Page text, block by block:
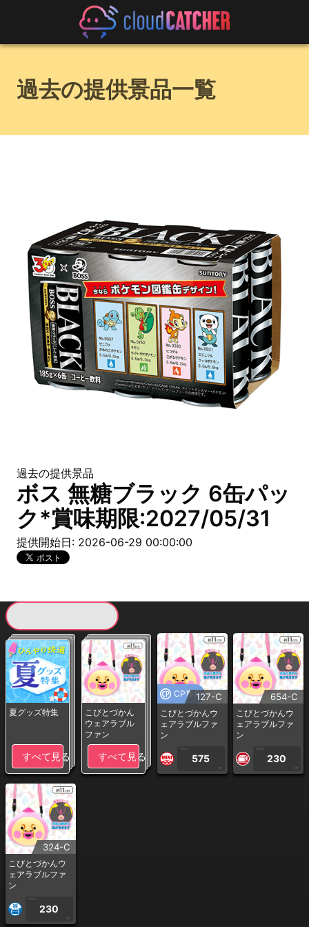
過去の提供景品一覧
過去の提供景品
ボス 無糖ブラック 6缶パッ
ク*賞味期限:2027/05/31
提供開始日: 2026-06-29 00:00:00
夏グッズ特集
すべて見る
こびとづかん
ウェアラブル
ファン
すべて見る
CP専用127-C
こびとづかんウ
ェアラブルファ
ン
1PLAY
575
CP
654-C
こびとづかんウ
ェアラブルファ
ン
1PLAY
230
CP
324-C
こびとづかんウ
ェアラブルファ
ン
1PLAY
230
CP